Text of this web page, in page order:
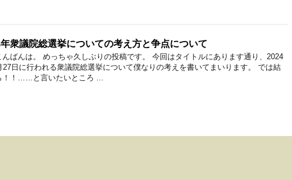
衆議院総選挙についての考え方と争点について
んばんは。 めっちゃ久しぶりの投稿です。 今回はタイトルにあります通り、2024
27日に行われる衆議院総選挙について僕なりの考えを書いてまいります。 では結
！！……と言いたいところ ...